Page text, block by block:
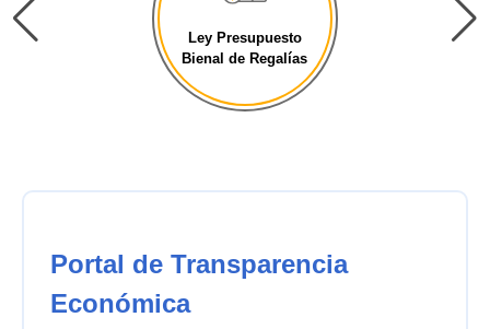
Ley Presupuesto
Bienal de Regalías
Portal de Transparencia
Económica